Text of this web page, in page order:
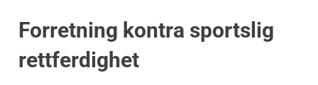
Forretning kontra sportslig
rettferdighet